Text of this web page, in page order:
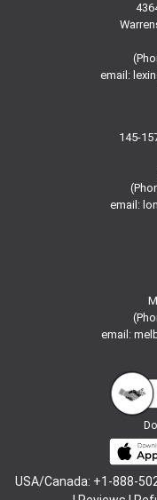
email:
145-
email:
email:
USA/Canada: +1-888-